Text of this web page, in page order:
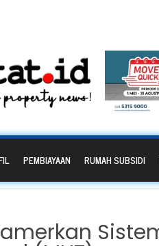
PEMBIAYAAN RUMAH SUBSIDI